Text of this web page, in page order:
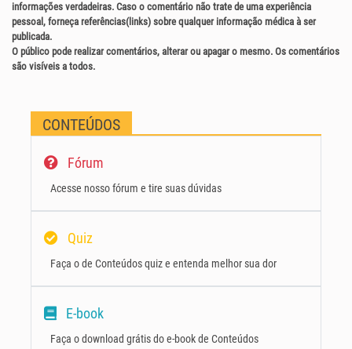
informações verdadeiras. Caso o comentário não trate de uma experiência
pessoal, forneça referências(links) sobre qualquer informação médica à ser
publicada.
O público pode realizar comentários, alterar ou apagar o mesmo. Os comentários
são visíveis a todos.
CONTEÚDOS
Fórum
Acesse nosso fórum e tire suas dúvidas
Quiz
Faça o de Conteúdos quiz e entenda melhor sua dor
E-book
Faça o download grátis do e-book de Conteúdos